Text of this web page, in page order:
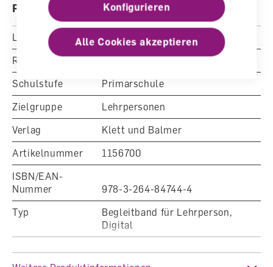
Schulbuch mit Lösungen 1–6
Arbeitsheft mit Lösungen 1–6
Blitzrechnen 1–4
Rechentraining und Kopfgeometrie 5+6
Produktdetails
Lehrmittelstatus
Empfohlen SGV
Reihe
Schweizer Zahlenbuch
Schulstufe
Primarschule
Zielgruppe
Lehrpersonen
Verlag
Klett und Balmer
Artikelnummer
1156700
ISBN/EAN-
Nummer
978-3-264-84744-4
Typ
Begleitband für Lehrperson,
Digital
Konfigurieren
Alle Cookies akzeptieren